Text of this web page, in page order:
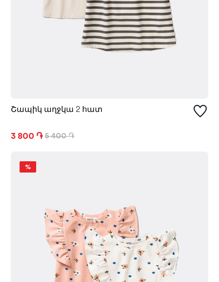
Շապիկ աղջկա 2 հատ
3 800 ֏ 5 400 ֏
%